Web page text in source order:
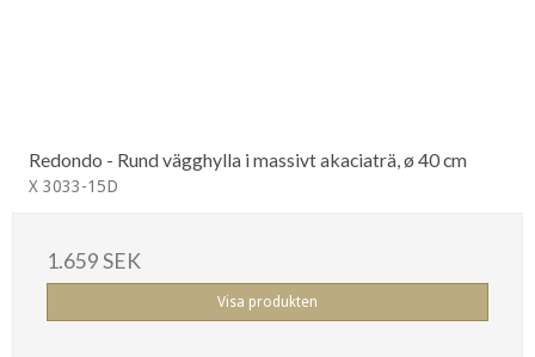
Redondo - Rund vägghylla i massivt akaciaträ, ø 40 cm
X 3033-15D
1.659 SEK
Visa produkten